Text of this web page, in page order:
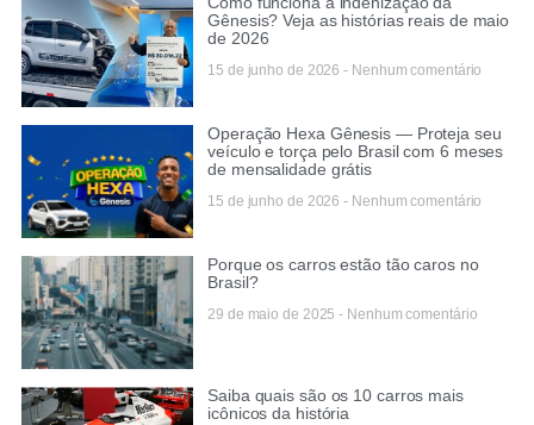
Gênesis? Veja as histórias reais de maio
de 2026
15 de junho de 2026 Nenhum comentário
Operação Hexa Gênesis — Proteja seu
veículo e torça pelo Brasil com 6 meses
de mensalidade grátis
15 de junho de 2026 Nenhum comentário
Porque os carros estão tão caros no
Brasil?
29 de maio de 2025 Nenhum comentário
Saiba quais são os 10 carros mais
icônicos da história